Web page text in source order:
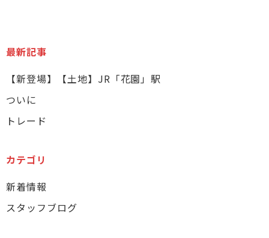
最新記事
【新登場】【土地】JR「花園」駅
ついに
トレード
カテゴリ
新着情報
スタッフブログ